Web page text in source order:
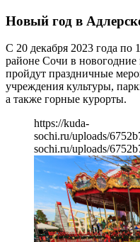
Новый год в
С 20 декабря 2023 года по
районе Сочи в
пройдут праздничные
учреждения культуры,
а также горные курорты.
https://kuda-
sochi.ru/uploads/
sochi.ru/uploads/